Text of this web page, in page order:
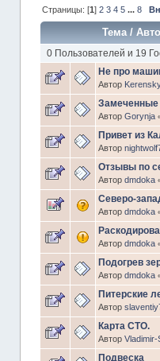
Страницы: [1] 2 3 4 5 ... 8
Тема/
0 Пользователей и 19
Не про
Автор
Автор Gorynja
Привет из
Автор
Отзывы по
Автор dmdoka
Северо-
Автор dmdoka
Автор dmdoka
Подогрев
Автор dmdoka
Питерские
Автор
Карта СТО.
Автор Vladimir-
Подвеска